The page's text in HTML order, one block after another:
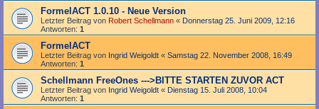
FormelACT 1.0.10 - Neue Version
Letzter Beitrag von Robert Schellmann « Donnerstag 25. Juni 2009, 12:16
Antworten: 1
FormelACT
Letzter Beitrag von Ingrid Weigoldt « Samstag 22. November 2008, 16:49
Antworten: 1
Schellmann FreeOnes --->BITTE STARTEN ZUVOR ACT
Letzter Beitrag von Ingrid Weigoldt « Dienstag 15. Juli 2008, 10:04
Antworten: 1